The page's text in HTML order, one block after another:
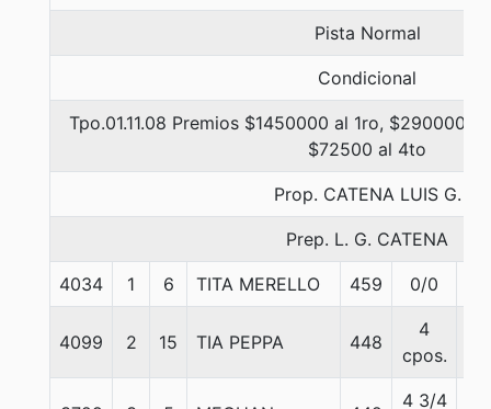
Pista Normal
Condicional
Tpo.01.11.08 Premios $1450000 al 1ro, $290000
$72500 al 4to
Prop. CATENA LUIS G.
Prep. L. G. CATENA
4034 1 6 TITA MERELLO 459 0/0
4099 2 15 TIA PEPPA 448
4
cpos.
4 3/4